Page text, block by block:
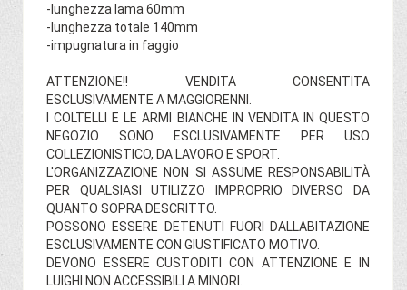
-lunghezza lama 60mm
-lunghezza totale 140mm
-impugnatura in faggio
ATTENZIONE!! VENDITA CONSENTITA
ESCLUSIVAMENTE A MAGGIORENNI.
I COLTELLI E LE ARMI BIANCHE IN VENDITA IN QUESTO
NEGOZIO SONO ESCLUSIVAMENTE PER USO
COLLEZIONISTICO, DA LAVORO E SPORT.
L'ORGANIZZAZIONE NON SI ASSUME RESPONSABILITÀ
PER QUALSIASI UTILIZZO IMPROPRIO DIVERSO DA
QUANTO SOPRA DESCRITTO.
POSSONO ESSERE DETENUTI FUORI DALLABITAZIONE
ESCLUSIVAMENTE CON GIUSTIFICATO MOTIVO.
DEVONO ESSERE CUSTODITI CON ATTENZIONE E IN
LUIGHI NON ACCESSIBILI A MINORI.